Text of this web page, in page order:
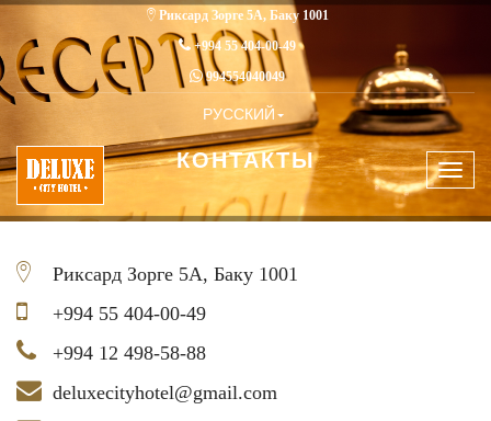
Риксард Зорге 5А, Баку 1001
+994 55 404-00-49
994554040049
РУССКИЙ
КОНТАКТЫ
Риксард Зорге 5А, Баку 1001
+994 55 404-00-49
+994 12 498-58-88
deluxecityhotel@gmail.com